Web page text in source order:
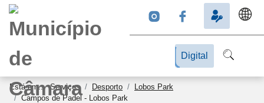
Digital
Está em...Serviços Desporto
Lobos Park
Campos de Padel - Lobos Park